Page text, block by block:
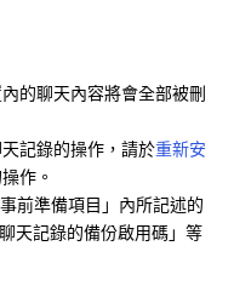
的聊天內容將會全部被刪
記錄的操作，請於重新安
作。
前準備項目」內所記述的
天記錄的備份啟用碼」等